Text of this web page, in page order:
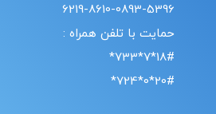
6219-8610-0893-5396
حمایت با تلفن همراه :
18#*7*733*
20#*0*724*